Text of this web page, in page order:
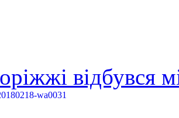
відбувся